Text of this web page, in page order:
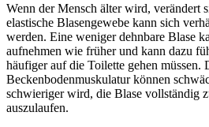
Wenn der Mensch älter wird, verändert
elastische Blasengewebe kann sich
werden. Eine weniger dehnbare Blase
aufnehmen wie früher und kann dazu
häufiger auf die Toilette gehen müssen.
Beckenbodenmuskulatur können
schwieriger wird, die Blase vollständig
auszulaufen.